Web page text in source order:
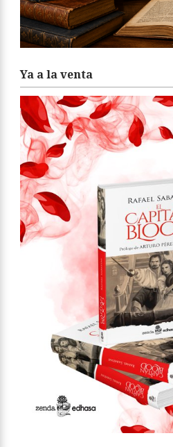
Ya a la venta